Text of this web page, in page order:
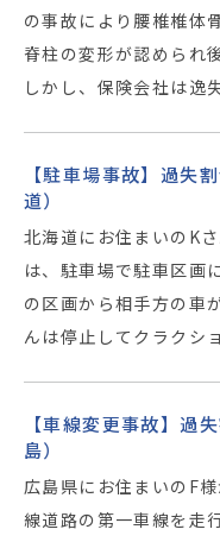
の事故により腰椎椎体
脊柱の変形が認められ
しかし、保険会社は逸
【駐車場事故】過
道）
北海道にお住まいのK
は、駐車場で駐車区画
の区画から相手方の車
んは停止してクラクシ
【車線変更事故】過
島）
広島県にお住まいのF
線道路の第一車線を走